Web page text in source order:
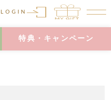
LOGIN
特典・キャンペーン